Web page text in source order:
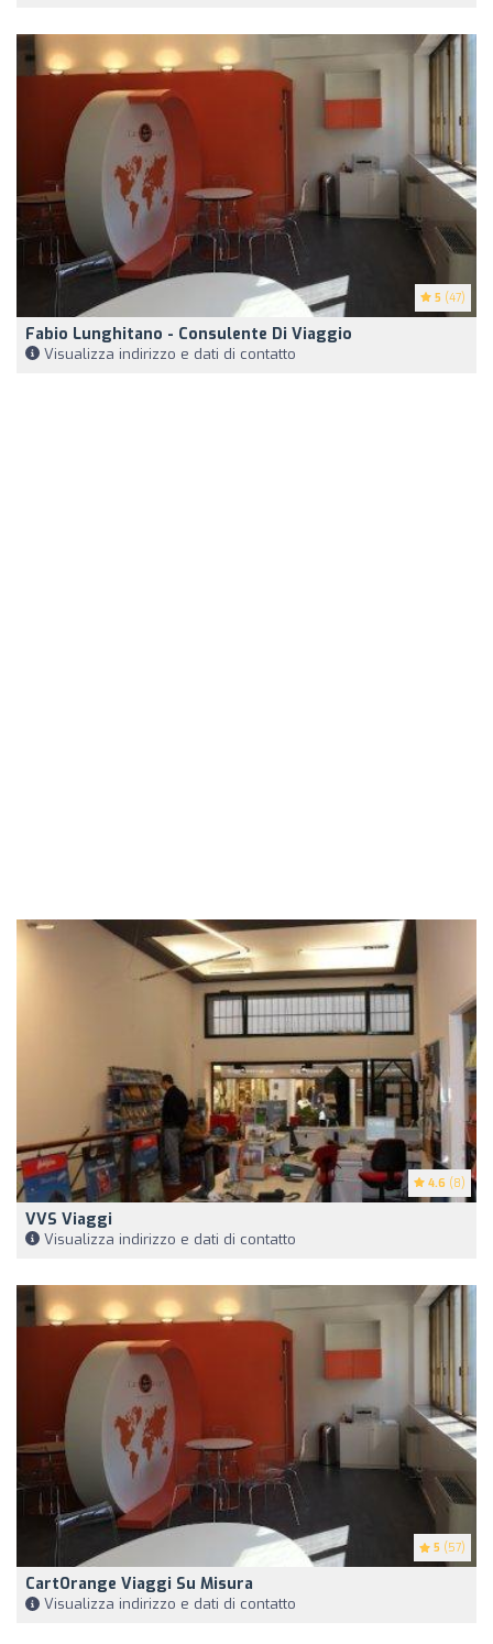
5 (47)
Fabio Lunghitano - Consulente Di Viaggio
Visualizza indirizzo e dati di contatto
4.6 (8)
VVS Viaggi
Visualizza indirizzo e dati di contatto
5 (57)
CartOrange Viaggi Su Misura
Visualizza indirizzo e dati di contatto